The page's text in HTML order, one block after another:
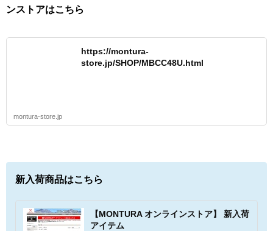
ンストアはこちら
https://montura-
store.jp/SHOP/MBCC48U.html
montura-store.jp
新入荷商品はこちら
【MONTURA オンラインストア】 新入荷
アイテム